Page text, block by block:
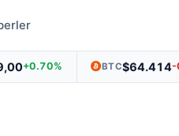
+0.70% BTC$64.414-